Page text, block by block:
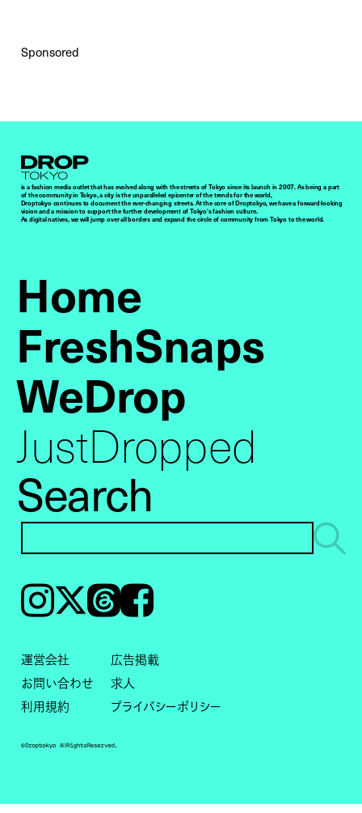
Sponsored
Droptokyo
is a fashion media outlet that has evolved along with the streets of Tokyo since its launch in 2007. As being a part
of the community in Tokyo, a city is the unparalleled epicenter of the trends for the world,
Droptokyo continues to document the ever-changing streets. At the core of Droptokyo, we have a forward-looking
vision and a mission to support the further development of Tokyo’s fashion culture.
As digital natives, we will jump over all borders and expand the circle of community from Tokyo to the world.
Home
FreshSnaps
WeDrop
JustDropped
Search
Instagram𝕏ThreadsFacebook
運営会社
広告掲載
お問い合わせ
求人
利用規約
プライバシーポリシー